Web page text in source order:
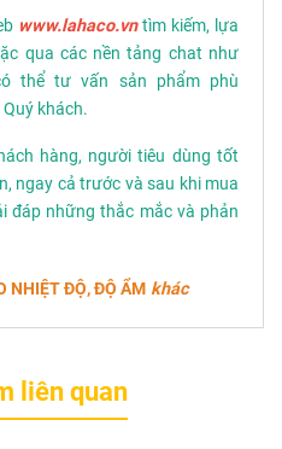
www.lahaco.vntìm kiếm, lựa
qua các nền tảng chat như
thể tư vấn sản phẩm phù
khách.
hàng, người tiêu dùng tốt
ngay cả trước và sau khi mua
đáp những thắc mắc và phản
NHIỆT ĐỘ, ĐỘ ẨM khác
liên quan